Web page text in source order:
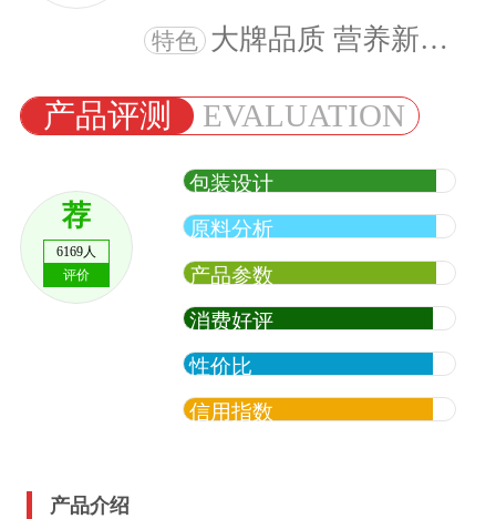
特色 大牌品质 营养新选择
产品评测 EVALUATION
荐
6169人
评价
包装设计
原料分析
产品参数
消费好评
性价比
信用指数
产品介绍